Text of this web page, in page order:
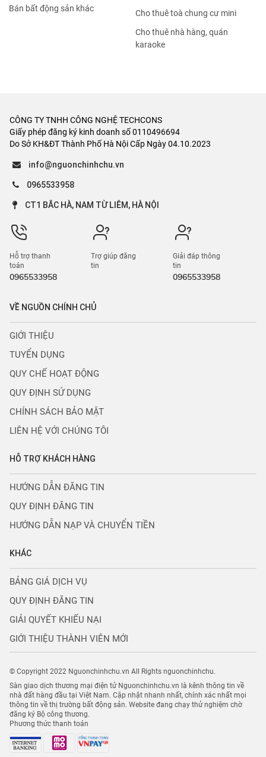
Bán bất động sản khác
Cho thuê toà chung cư mini
Cho thuê nhà hàng, quán
karaoke
CÔNG TY TNHH CÔNG NGHỆ TECHCONS
Giấy phép đăng ký kinh doanh số 0110496694
Do Sở KH&ĐT Thành Phố Hà Nội Cấp Ngày 04.10.2023
info@nguonchinhchu.vn
0965533958
CT1 BẮC HÀ, NAM TỪ LIÊM, HÀ NỘI
Hỗ trợ thanh
toán
0965533958
Trợ giúp đăng
tin
Giải đáp thông
tin
0965533958
VỀ NGUỒN CHÍNH CHỦ
GIỚI THIỆU
TUYỂN DỤNG
QUY CHẾ HOẠT ĐỘNG
QUY ĐỊNH SỬ DỤNG
CHÍNH SÁCH BẢO MẬT
LIÊN HỆ VỚI CHÚNG TÔI
HỖ TRỢ KHÁCH HÀNG
HƯỚNG DẪN ĐĂNG TIN
QUY ĐỊNH ĐĂNG TIN
HƯỚNG DẪN NẠP VÀ CHUYỂN TIỀN
KHÁC
BẢNG GIÁ DỊCH VỤ
QUY ĐỊNH ĐĂNG TIN
GIẢI QUYẾT KHIẾU NẠI
GIỚI THIỆU THÀNH VIÊN MỚI
© Copyright 2022 Nguonchinhchu.vn All Rights nguonchinhchu.
Sàn giao dịch thương mại điện tử Nguonchinhchu.vn là kênh thông tin về
nhà đất hàng đầu tại Việt Nam. Cập nhật nhanh nhất, chính xác nhất mọi
thông tin về thị trường bất động sản. Website đang chạy thử nghiệm chờ
đăng ký Bộ công thương.
Phương thức thanh toán